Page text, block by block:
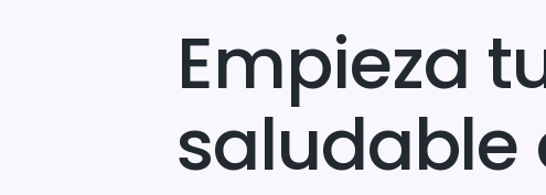
Empieza
saludable